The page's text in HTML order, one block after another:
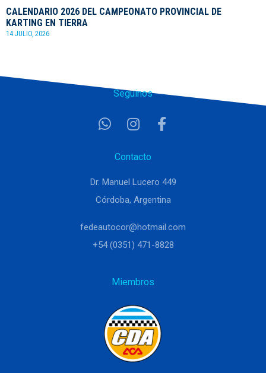
CALENDARIO 2026 DEL CAMPEONATO PROVINCIAL DE
KARTING EN TIERRA
14 JULIO, 2026
Seguinos
Contacto
Dr. Manuel Lucero 449
Córdoba, Argentina
fedeautocor@hotmail.com
+54 (0351) 471-8828
Miembros